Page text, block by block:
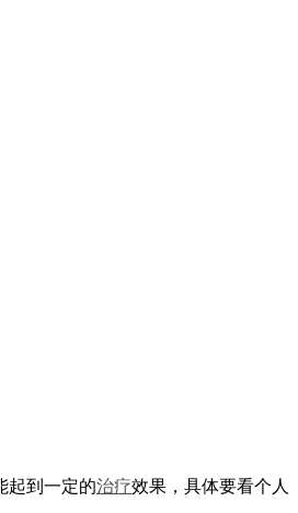
起到一定的治疗效果，具体要看个人